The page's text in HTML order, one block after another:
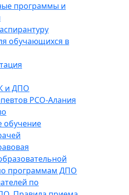
программы и
обучающихся в
и ДПО
РСО-Алания
обучение
программам ДПО
по